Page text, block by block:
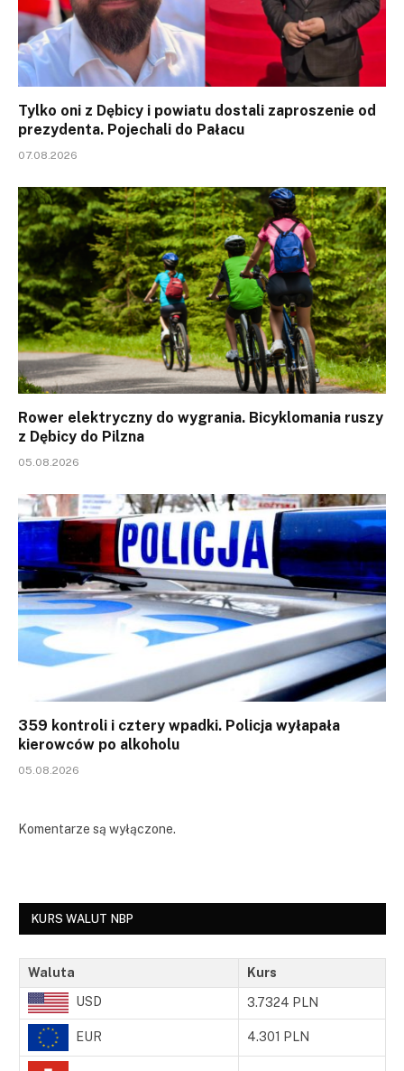
Tylko oni z Dębicy i powiatu dostali zaproszenie od
prezydenta. Pojechali do Pałacu
07.08.2026
Rower elektryczny do wygrania. Bicyklomania ruszy
z Dębicy do Pilzna
05.08.2026
359 kontroli i cztery wpadki. Policja wyłapała
kierowców po alkoholu
05.08.2026
Komentarze są wyłączone.
KURS WALUT NBP
Waluta Kurs
USD 3.7324 PLN
EUR 4.301 PLN